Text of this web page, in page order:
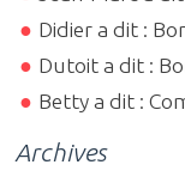
Didier a dit :
Dutoit a dit :
Betty a dit :
Archives